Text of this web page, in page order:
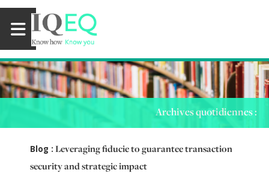
Archives quotidiennes :
Blog : Leveraging fiducie to guarantee transaction
security and strategic impact